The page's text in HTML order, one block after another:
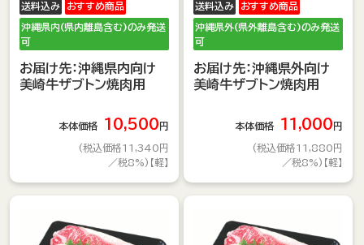
送料込み おすすめ商品
沖縄県内(県内離島含む)のみ発送
可
お届け先：沖縄県内向け
美崎牛ザブトン焼肉用
本体価格 10,500 円
(税込価格11,340円
／税8%)【軽】
送料込み おすすめ商品
沖縄県外(県外離島含む)のみ発送
可
お届け先：沖縄県外向け
美崎牛ザブトン焼肉用
本体価格 11,000 円
(税込価格11,880円
／税8%)【軽】